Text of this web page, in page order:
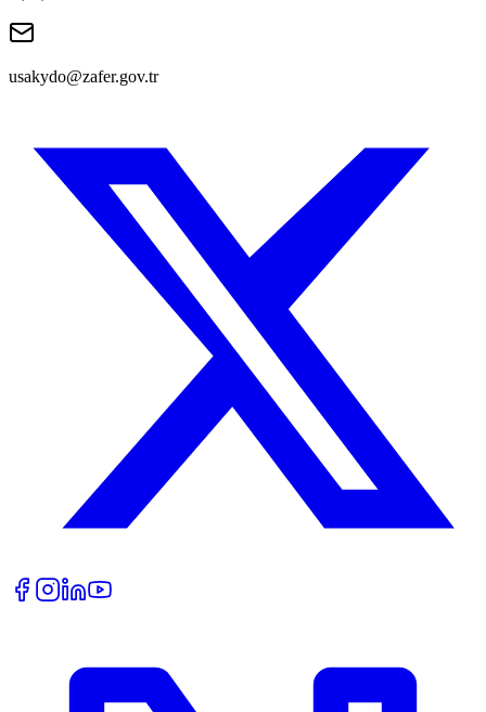
usakydo@zafer.gov.tr